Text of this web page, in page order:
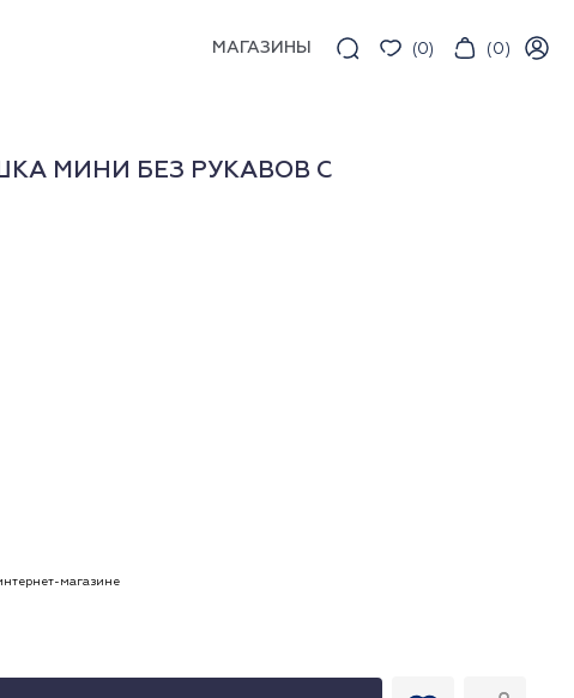
МАГАЗИНЫ (0) (0)
МИНИ БЕЗ РУКАВОВ С
магазине